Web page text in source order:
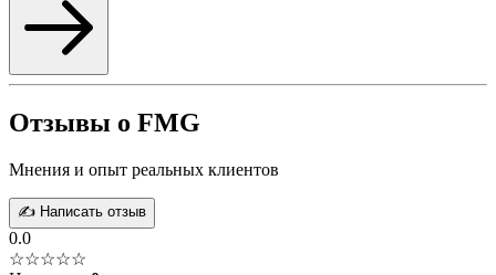
Отзывы о FMG
Мнения и опыт реальных клиентов
✍️ Написать отзыв
0.0
☆☆☆☆☆